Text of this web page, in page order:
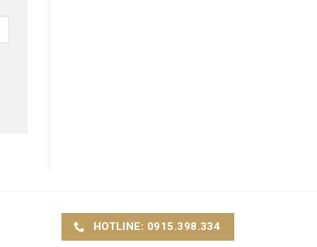
HOTLINE: 0915.398.334